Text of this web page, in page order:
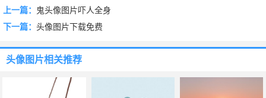
上一篇：
鬼头像图片吓人全身
下一篇： 头像图片下载免费
头像图片相关推荐